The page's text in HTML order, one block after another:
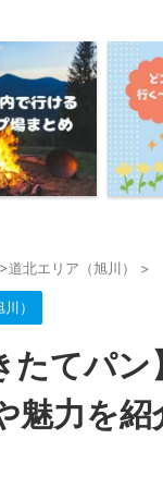
>道北エリア（旭川） >
）
たてパ
魅力を紹